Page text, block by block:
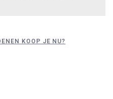
KOOP JE NU?